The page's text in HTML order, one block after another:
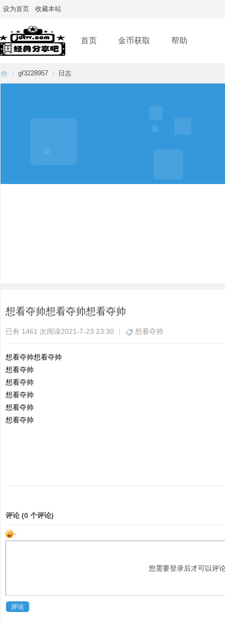
设为首页 收藏本站
首页 金币获取 帮助
分
享
gf3228957 日志
想看夺帅想看夺帅想看夺帅
已有 1461 次阅读2021-7-23 23:30 | 想看夺帅
想看夺帅想看夺帅
想看夺帅
想看夺帅
想看夺帅
想看夺帅
想看夺帅
评论 (0 个评论)
您需要登录后才可以评
评论